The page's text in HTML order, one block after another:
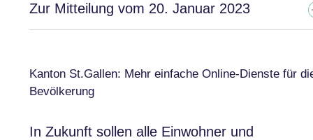
Zur Mitteilung vom 20. Januar 2023
Kanton St.Gallen: Mehr einfache Online-Dienste für
Bevölkerung
In Zukunft sollen alle Einwohner und